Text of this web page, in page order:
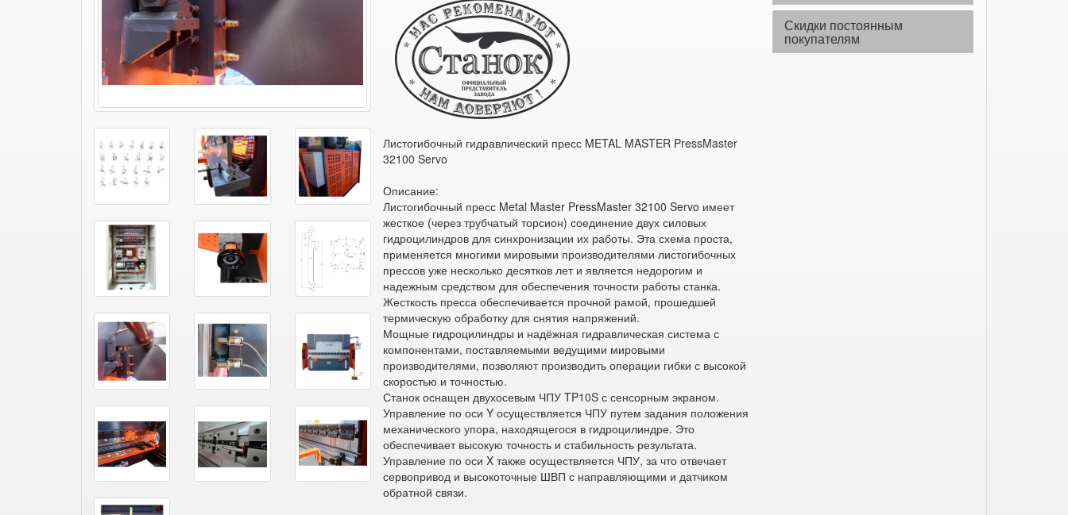
Листогибочный гидравлический пресс METAL MASTER PressMaster
32100 Servo
Описание:
Листогибочный пресс Metal Master PressMaster 32100 Servo имеет
жесткое (через трубчатый торсион) соединение двух силовых
гидроцилиндров для синхронизации их работы. Эта схема проста,
применяется многими мировыми производителями листогибочных
прессов уже несколько десятков лет и является недорогим и
надежным средством для обеспечения точности работы станка.
Жесткость пресса обеспечивается прочной рамой, прошедшей
термическую обработку для снятия напряжений.
Мощные гидроцилиндры и надёжная гидравлическая система с
компонентами, поставляемыми ведущими мировыми
производителями, позволяют производить операции гибки с высокой
скоростью и точностью.
Станок оснащен двухосевым ЧПУ TP10S с сенсорным экраном.
Управление по оси Y осуществляется ЧПУ путем задания положения
механического упора, находящегося в гидроцилиндре. Это
обеспечивает высокую точность и стабильность результата.
Управление по оси X также осуществляется ЧПУ, за что отвечает
сервопривод и высокоточные ШВП с направляющими и датчиком
обратной связи.
Скидки постоянным
покупателям